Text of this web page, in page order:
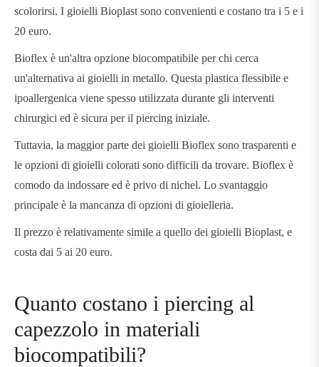
scolorirsi. I gioielli Bioplast sono convenienti e costano tra i 5 e i
20 euro.
Bioflex è un'altra opzione biocompatibile per chi cerca
un'alternativa ai gioielli in metallo. Questa plastica flessibile e
ipoallergenica viene spesso utilizzata durante gli interventi
chirurgici ed è sicura per il piercing iniziale.
Tuttavia, la maggior parte dei gioielli Bioflex sono trasparenti e
le opzioni di gioielli colorati sono difficili da trovare. Bioflex è
comodo da indossare ed è privo di nichel. Lo svantaggio
principale è la mancanza di opzioni di gioielleria.
Il prezzo è relativamente simile a quello dei gioielli Bioplast, e
costa dai 5 ai 20 euro.
Quanto costano i piercing al
capezzolo in materiali
biocompatibili?